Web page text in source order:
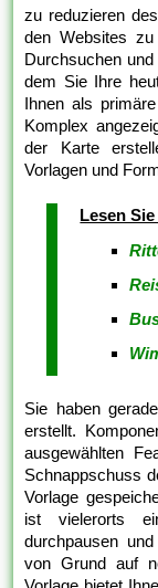
zu reduzieren
den Websites
Durchsuchen
dem Sie Ihre
Ihnen als
Komplex
der Karte
Vorlagen und
Lesen
Sie haben
erstellt.
ausgewählten
Schnappschuss
Vorlage
ist vielerorts
durchpausen
von Grund auf